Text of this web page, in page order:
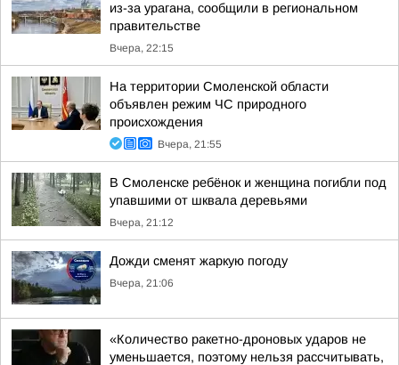
из-за урагана, сообщили в региональном
правительстве
Вчера, 22:15
На территории Смоленской области
объявлен режим ЧС природного
происхождения
Вчера, 21:55
В Смоленске ребёнок и женщина погибли под
упавшими от шквала деревьями
Вчера, 21:12
Дожди сменят жаркую погоду
Вчера, 21:06
«Количество ракетно-дроновых ударов не
уменьшается, поэтому нельзя рассчитывать,